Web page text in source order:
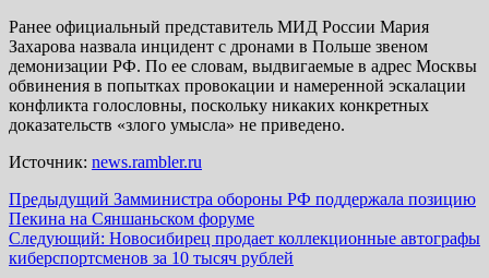
Ранее официальный представитель МИД России Мария
Захарова назвала инцидент с дронами в Польше звеном
демонизации РФ. По ее словам, выдвигаемые в адрес Москвы
обвинения в попытках провокации и намеренной эскалации
конфликта голословны, поскольку никаких конкретных
доказательств «злого умысла» не приведено.
Источник: news.rambler.ru
Навигация
записи
Предыдущий Замминистра обороны РФ поддержала позицию
Пекина на Сяншаньском форуме
Следующий: Новосибирец продает коллекционные автографы
киберспортсменов за 10 тысяч рублей